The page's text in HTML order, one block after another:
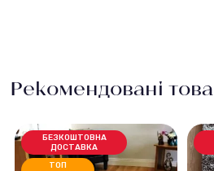
Рекомендовані
БЕЗКОШТОВНА
ДОСТАВКА
ТОП